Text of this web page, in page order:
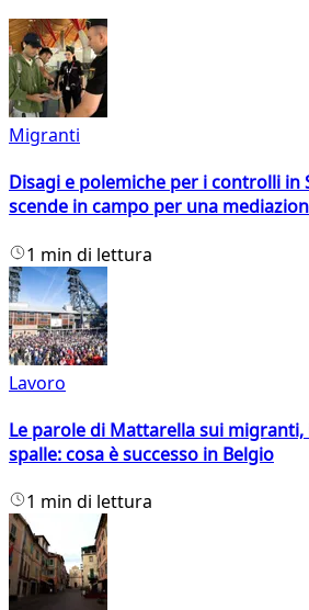
Migranti
Disagi e polemiche per i controlli in
scende in campo per una
1 min di lettura
Lavoro
Le parole di Mattarella sui
spalle: cosa è successo in Belgio
1 min di lettura